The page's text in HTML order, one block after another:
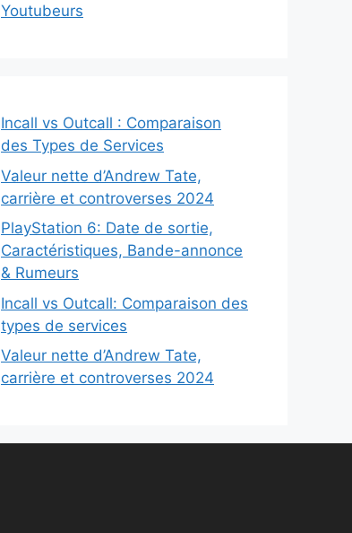
Youtubeurs
Incall vs Outcall : Comparaison
des Types de Services
Valeur nette d’Andrew Tate,
carrière et controverses 2024
PlayStation 6: Date de sortie,
Caractéristiques, Bande-annonce
& Rumeurs
Incall vs Outcall: Comparaison des
types de services
Valeur nette d’Andrew Tate,
carrière et controverses 2024